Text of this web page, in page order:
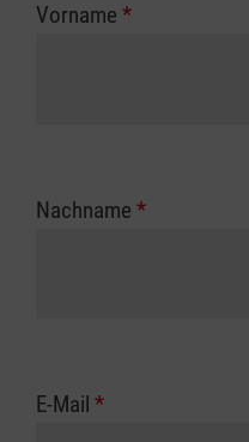
Vorname *
Nachname *
E-Mail *